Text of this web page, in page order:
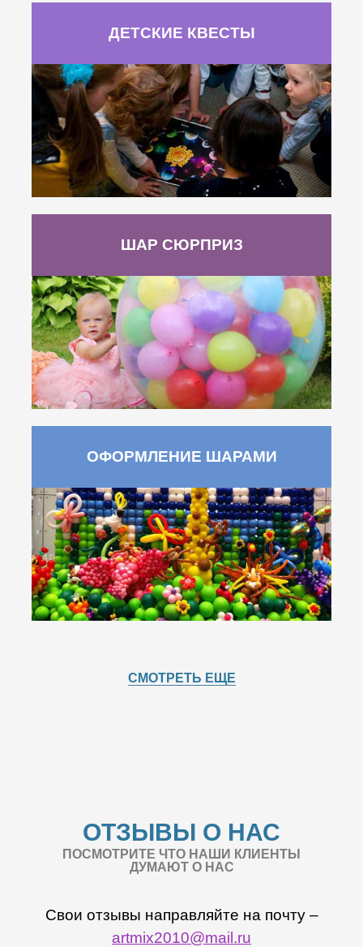
ДЕТСКИЕ КВЕСТЫ
ШАР СЮРПРИЗ
ОФОРМЛЕНИЕ ШАРАМИ
СМОТРЕТЬ ЕЩЕ
ОТЗЫВЫ О НАС
ПОСМОТРИТЕ ЧТО НАШИ КЛИЕНТЫ
ДУМАЮТ О НАС
Свои отзывы направляйте на почту –
artmix2010@mail.ru